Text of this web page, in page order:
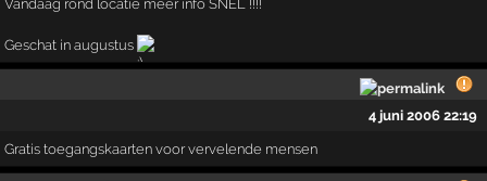
Vandaag rond locatie meer info SNEL !!!!
Geschat in augustus
4 juni 2006 22:19
Gratis toegangskaarten voor vervelende mensen